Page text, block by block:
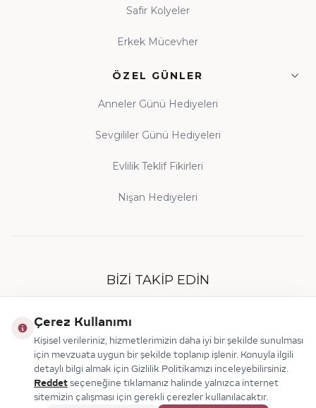
Safir Kolyeler
Erkek Mücevher
ÖZEL GÜNLER
Anneler Günü Hediyeleri
Sevgililer Günü Hediyeleri
Evlilik Teklif Fikirleri
Nişan Hediyeleri
© 2026 Makdis Pırlanta
BIZI TAKIP EDIN
Çerez Kullanımı
Kişisel verileriniz, hizmetlerimizin daha iyi bir şekilde sunulması
için mevzuata uygun bir şekilde toplanıp işlenir. Konuyla ilgili
detaylı bilgi almak için Gizlilik Politikamızı inceleyebilirsiniz.
Reddet seçeneğine tıklamanız halinde yalnızca internet
sitemizin çalışması için gerekli çerezler kullanılacaktır.